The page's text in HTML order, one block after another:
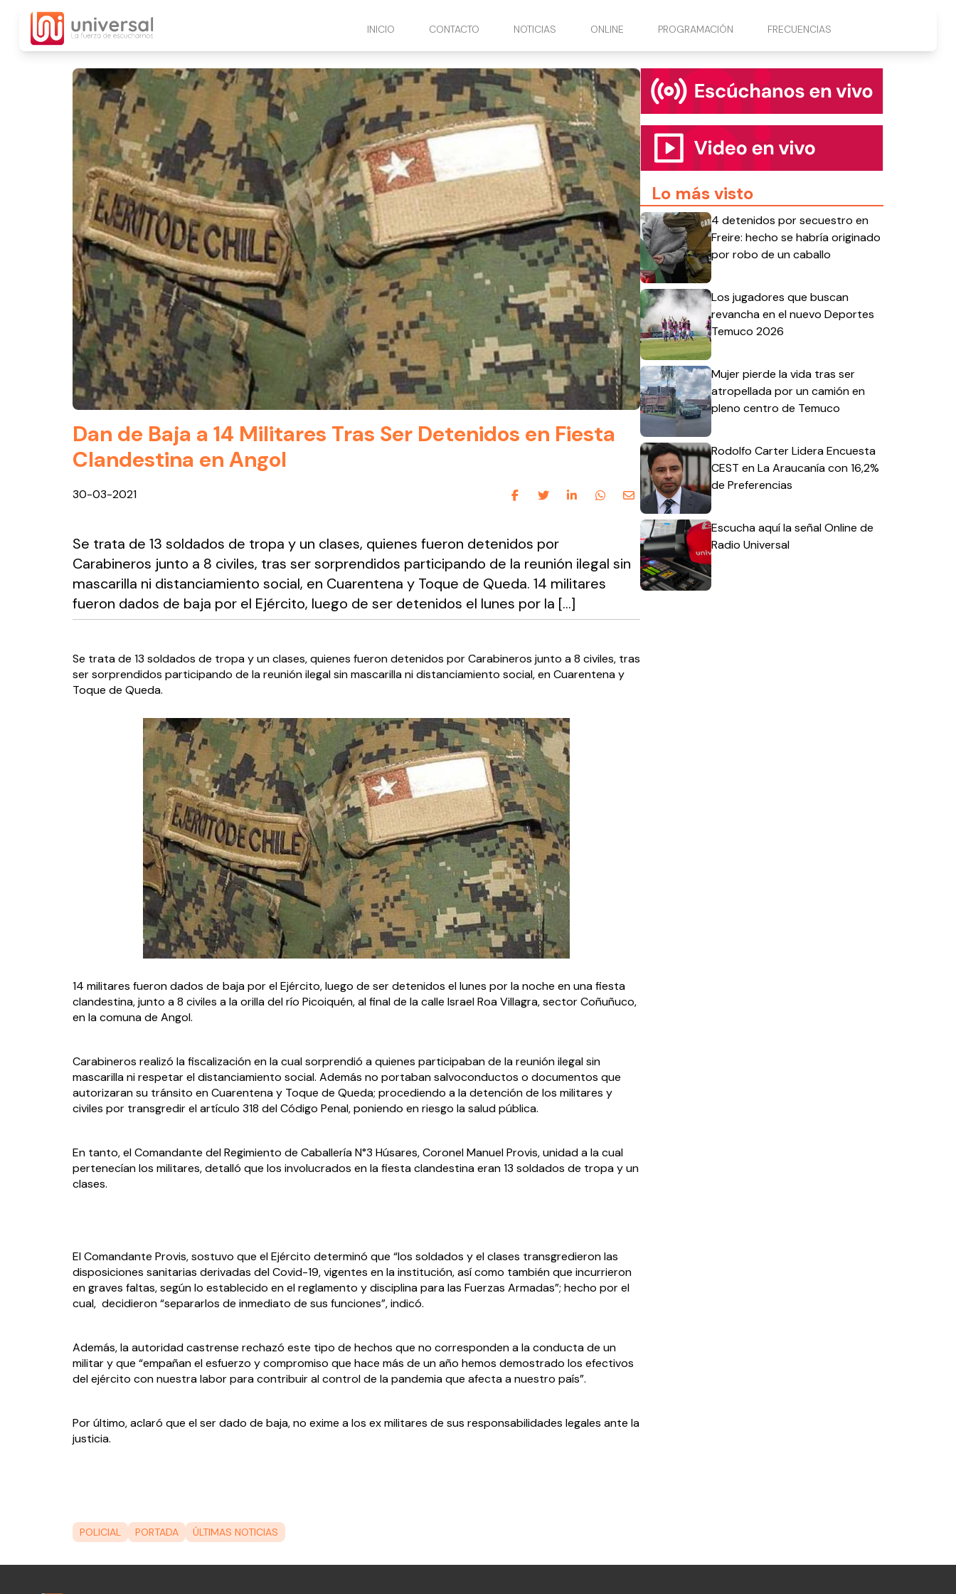
INICIO CONTACTO NOTICIAS ONLINE PROGRAMACIÓN FRECUENCIAS
Dan de Baja a 14 Militares Tras Ser Detenidos en Fiesta
Clandestina en Angol
30-03-2021
Se trata de 13 soldados de tropa y un clases, quienes fueron detenidos por
Carabineros junto a 8 civiles, tras ser sorprendidos participando de la reunión ilegal sin
mascarilla ni distanciamiento social, en Cuarentena y Toque de Queda. 14 militares
fueron dados de baja por el Ejército, luego de ser detenidos el lunes por la […]
Se trata de 13 soldados de tropa y un clases, quienes fueron detenidos por Carabineros junto a 8 civiles, tras
ser sorprendidos participando de la reunión ilegal sin mascarilla ni distanciamiento social, en Cuarentena y
Toque de Queda.
14 militares fueron dados de baja por el Ejército, luego de ser detenidos el lunes por la noche en una fiesta
clandestina, junto a 8 civiles a la orilla del río Picoiquén, al final de la calle Israel Roa Villagra, sector Coñuñuco,
en la comuna de Angol.
Carabineros realizó la fiscalización en la cual sorprendió a quienes participaban de la reunión ilegal sin
mascarilla ni respetar el distanciamiento social. Además no portaban salvoconductos o documentos que
autorizaran su tránsito en Cuarentena y Toque de Queda; procediendo a la detención de los militares y
civiles por transgredir el artículo 318 del Código Penal, poniendo en riesgo la salud pública.
En tanto, el Comandante del Regimiento de Caballería N°3 Húsares, Coronel Manuel Provis, unidad a la cual
pertenecían los militares, detalló que los involucrados en la fiesta clandestina eran 13 soldados de tropa y un
clases.
El Comandante Provis, sostuvo que el Ejército determinó que “los soldados y el clases transgredieron las
disposiciones sanitarias derivadas del Covid-19, vigentes en la institución, así como también que incurrieron
en graves faltas, según lo establecido en el reglamento y disciplina para las Fuerzas Armadas”; hecho por el
cual,  decidieron “separarlos de inmediato de sus funciones”, indicó.
Además, la autoridad castrense rechazó este tipo de hechos que no corresponden a la conducta de un
militar y que “empañan el esfuerzo y compromiso que hace más de un año hemos demostrado los efectivos
del ejército con nuestra labor para contribuir al control de la pandemia que afecta a nuestro país”.
Por último, aclaró que el ser dado de baja, no exime a los ex militares de sus responsabilidades legales ante la
justicia.
POLICIAL PORTADA ÚLTIMAS NOTICIAS
Lo más visto
4 detenidos por secuestro en
Freire: hecho se habría originado
por robo de un caballo
Los jugadores que buscan
revancha en el nuevo Deportes
Temuco 2026
Mujer pierde la vida tras ser
atropellada por un camión en
pleno centro de Temuco
Rodolfo Carter Lidera Encuesta
CEST en La Araucanía con 16,2%
de Preferencias
Escucha aquí la señal Online de
Radio Universal